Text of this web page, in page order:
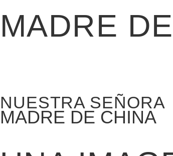
MADRE
NUESTRA SEÑORA
MADRE DE CHINA